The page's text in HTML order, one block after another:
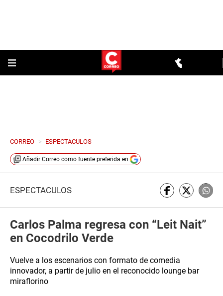
CORREO > ESPECTACULOS
Añadir Correo como fuente preferida en
ESPECTÁCULOS
Carlos Palma regresa con “Leit Nait”
en Cocodrilo Verde
Vuelve a los escenarios con formato de comedia
innovador, a partir de julio en el reconocido lounge bar
miraflorino